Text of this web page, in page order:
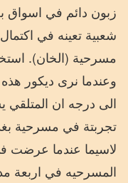
زبون دائم في اسواق
شعبية تعينه في
مسرحية (الخان).
وعندما نرى ديكور
الى درجه ان
تجربتة في مسرحية
لاسيما عندما عرضت
المسرحيه في اربعة